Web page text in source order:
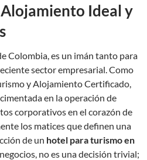
Ideal y
Colombia, es un imán tanto para
sector empresarial. Como
y Alojamiento Certificado,
en la operación de
corporativos en el corazón de
los matices que definen una
de un hotel para turismo en
no es una decisión trivial;